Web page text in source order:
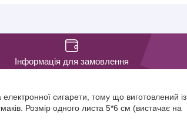
Інформація для замовлення
сигарети, тому що виготовлений із
Розмір одного листа 5*6 см (вистачає на